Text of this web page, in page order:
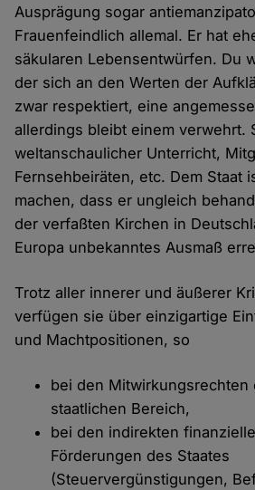
Ausprägung sogar
Frauenfeindlich allemal. Er hat
säkularen Lebensentwürfen. Du
der sich an den Werten der
zwar respektiert, eine
allerdings bleibt einem verwehrt.
weltanschaulicher Unterricht,
Fernsehbeiräten, etc. Dem Staat
machen, dass er ungleich
der verfaßten Kirchen in
Europa unbekanntes Ausmaß
Trotz aller innerer und äußerer
verfügen sie über einzigartige
und Machtpositionen, so
bei den Mitwirkungsrechten
staatlichen Bereich,
bei den indirekten
Förderungen des Staates
(Steuervergünstigungen,